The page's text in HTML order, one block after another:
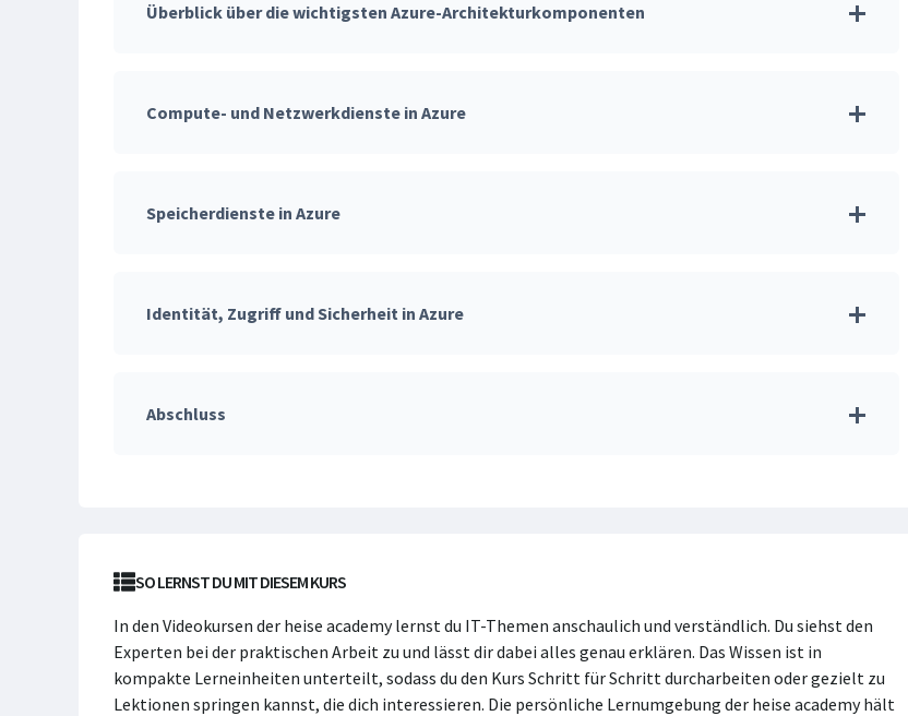
Überblick über die wichtigsten Azure-Architekturkomponenten
Compute- und Netzwerkdienste in Azure
Speicherdienste in Azure
Identität, Zugriff und Sicherheit in Azure
Abschluss
SO LERNST DU MIT DIESEM KURS
In den Videokursen der heise academy lernst du IT-Themen anschaulich und verständlich. Du siehst den
Experten bei der praktischen Arbeit zu und lässt dir dabei alles genau erklären. Das Wissen ist in
kompakte Lerneinheiten unterteilt, sodass du den Kurs Schritt für Schritt durcharbeiten oder gezielt zu
Lektionen springen kannst, die dich interessieren. Die persönliche Lernumgebung der heise academy hält